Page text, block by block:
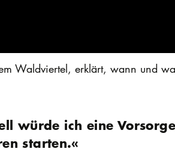
Waldviertel, erklärt, wann und
würde ich eine
starten.«